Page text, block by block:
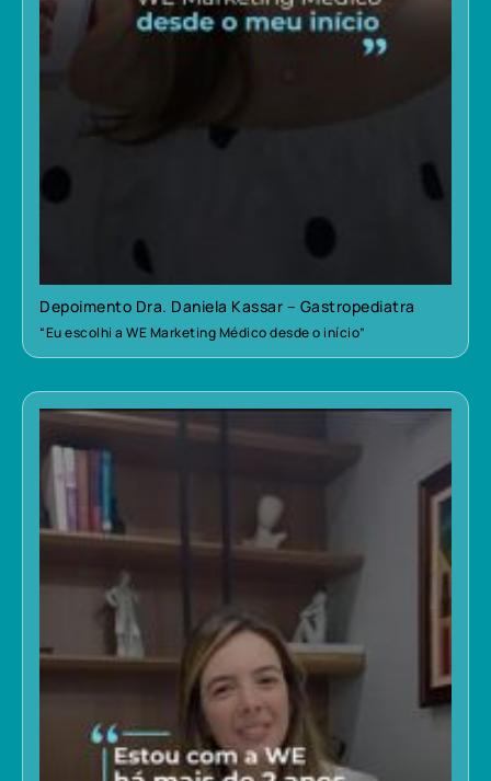
Depoimento Dra. Daniela Kassar – Gastropediatra
“Eu escolhi a WE Marketing Médico desde o início”